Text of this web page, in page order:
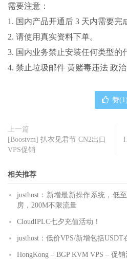
需要注意：
1. 国内产品开通后 3 天内需要完
2. 请使用真实资料下单。
3. 国内业务禁止安装任何类型的
4. 禁止垃圾邮件 黄赌毒违法 政治
赞(1)
上一篇
[Boostvm] 扒衣见君节 CN2出口
VPS促销
相关推荐
justhost：新增最新操作系统，低
房，200M不限流量
CloudIPLC七夕充值活动！
justhost：低价VPS/新增包括
HongKong – BGP KVM VPS – 促销